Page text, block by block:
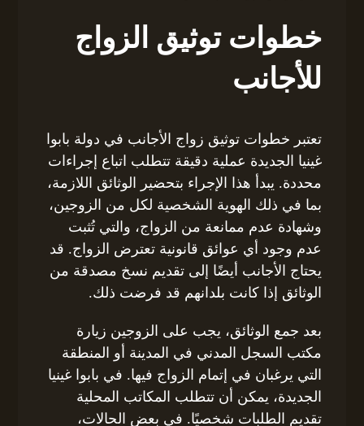
خطوات توثيق الزواج
للأجانب
تعتبر خطوات توثيق زواج الأجانب في دولة بابوا
غينيا الجديدة عملية دقيقة تتطلب اتباع إجراءات
محددة. يبدأ هذا الإجراء بتحضير الوثائق اللازمة،
بما في ذلك الهوية الشخصية لكل من الزوجين،
وشهادة عدم ممانعة من الزواج، والتي تُثبت
عدم وجود أي عوائق قانونية تعترض الزواج. قد
يحتاج الأجانب أيضًا إلى تقديم نسخ مصدقة من
الوثائق إذا كانت بلدانهم قد فرضت ذلك.
بعد جمع الوثائق، يجب على الزوجين زيارة
مكتب السجل المدني في المدينة أو المنطقة
التي يرغبان في إتمام الزواج فيها. في بابوا غينيا
الجديدة، يمكن أن تتطلب المكاتب المحلية
تقديم الطلبات شخصيًا. في بعض الحالات،